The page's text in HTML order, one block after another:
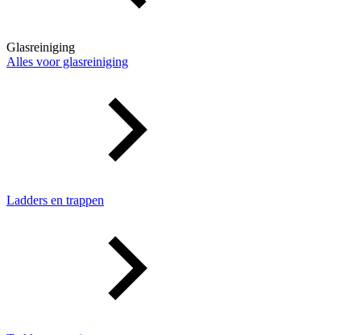
Glasreiniging
Alles voor glasreiniging
Ladders en trappen